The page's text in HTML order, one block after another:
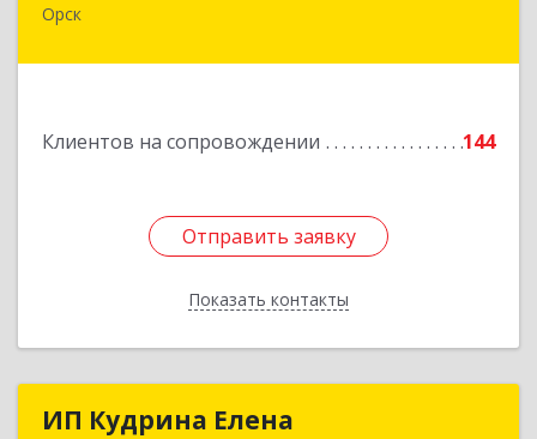
Орск
Клиентов на сопровождении 144
Отправить заявку
Показать контакты
Отправить заявку
Назад
ИП Кудрина ЕленаИП Кудрина Елена